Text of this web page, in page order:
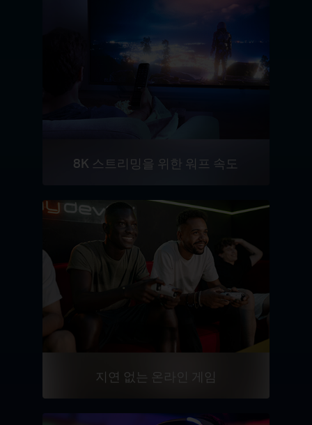
8K 스트리밍을 위한 워프 속도
지연 없는 온라인 게임